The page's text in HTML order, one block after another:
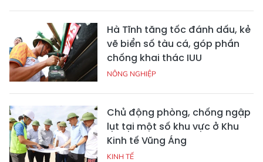
Hà Tĩnh tăng tốc đánh dấu, kẻ
vẽ biển số tàu cá, góp phần
chống khai thác IUU
NÔNG NGHIỆP
Chủ động phòng, chống ngập
lụt tại một số khu vực ở Khu
Kinh tế Vũng Áng
KINH TẾ